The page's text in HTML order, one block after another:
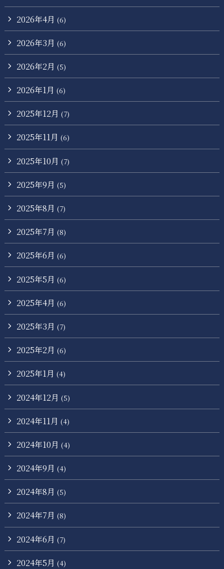
2026年4月 (6)
2026年3月 (6)
2026年2月 (5)
2026年1月 (6)
2025年12月 (7)
2025年11月 (6)
2025年10月 (7)
2025年9月 (5)
2025年8月 (7)
2025年7月 (8)
2025年6月 (6)
2025年5月 (6)
2025年4月 (6)
2025年3月 (7)
2025年2月 (6)
2025年1月 (4)
2024年12月 (5)
2024年11月 (4)
2024年10月 (4)
2024年9月 (4)
2024年8月 (5)
2024年7月 (8)
2024年6月 (7)
2024年5月 (4)